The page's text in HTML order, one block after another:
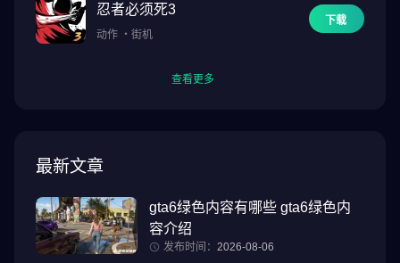
忍者必须死3
动作 ・ 街机
下载
查看更多
最新文章
gta6绿色内容有哪些 gta6绿色内
容介绍
发布时间： 2026-08-06